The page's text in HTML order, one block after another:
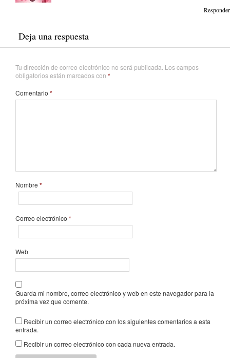
Responder
Deja una respuesta
Tu dirección de correo electrónico no será publicada. Los campos
obligatorios están marcados con *
Comentario *
Nombre *
Correo electrónico *
Web
Guarda mi nombre, correo electrónico y web en este navegador para la
próxima vez que comente.
Recibir un correo electrónico con los siguientes comentarios a esta
entrada.
Recibir un correo electrónico con cada nueva entrada.